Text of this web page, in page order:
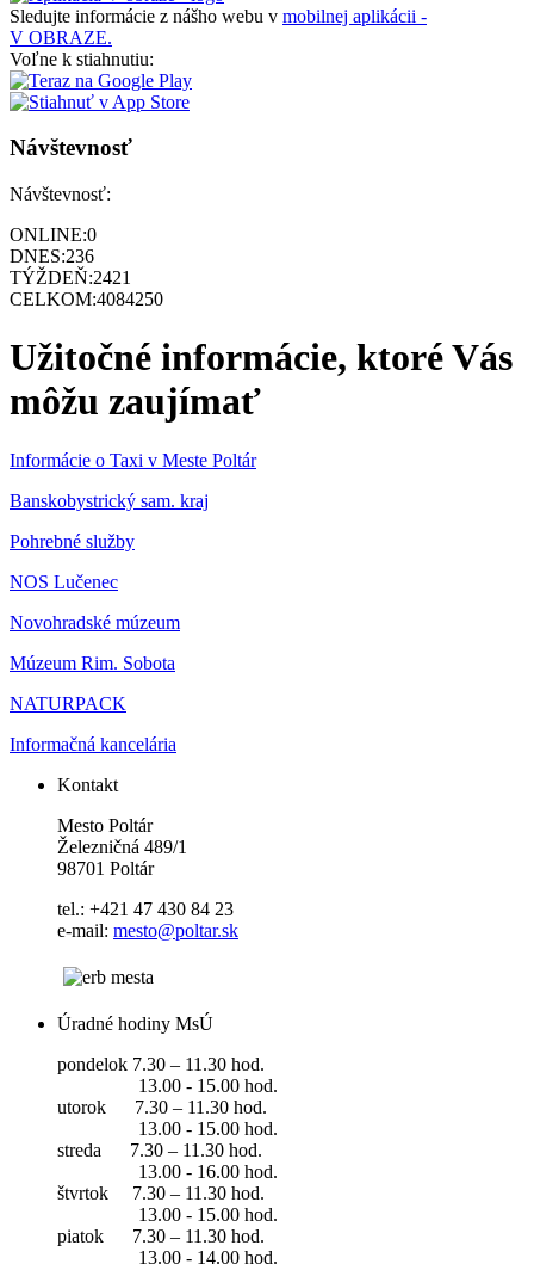
Sledujte informácie z nášho webu v mobilnej aplikácii -
V OBRAZE.
Voľne k stiahnutiu:
Návštevnosť
Návštevnosť:
ONLINE:0
DNES:236
TÝŽDEŇ:2421
CELKOM:4084250
Užitočné informácie, ktoré Vás
môžu zaujímať
Informácie o Taxi v Meste Poltár
Banskobystrický sam. kraj
Pohrebné služby
NOS Lučenec
Novohradské múzeum
Múzeum Rim. Sobota
NATURPACK
Informačná kancelária
Kontakt
Mesto Poltár
Železničná 489/1
98701 Poltár
tel.: +421 47 430 84 23
e-mail: mesto@poltar.sk
Úradné hodiny MsÚ
pondelok 7.30 – 11.30 hod.
13.00 - 15.00 hod.
utorok 7.30 – 11.30 hod.
13.00 - 15.00 hod.
streda 7.30 – 11.30 hod.
13.00 - 16.00 hod.
štvrtok 7.30 – 11.30 hod.
13.00 - 15.00 hod.
piatok 7.30 – 11.30 hod.
13.00 - 14.00 hod.